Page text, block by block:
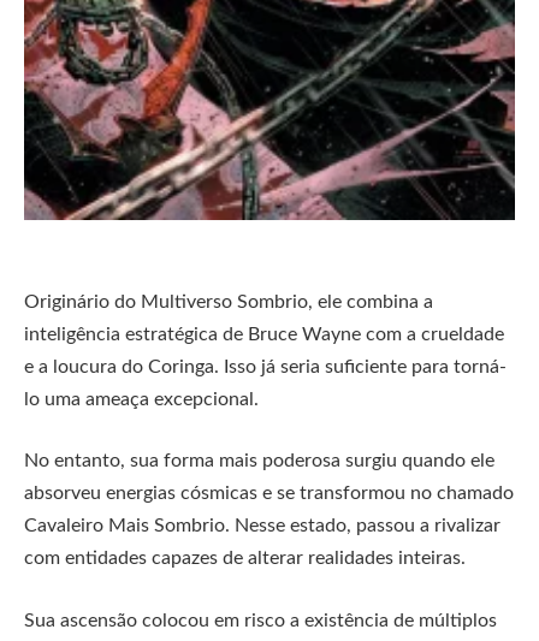
Originário do Multiverso Sombrio, ele combina a
inteligência estratégica de Bruce Wayne com a crueldade
e a loucura do Coringa. Isso já seria suficiente para torná-
lo uma ameaça excepcional.
No entanto, sua forma mais poderosa surgiu quando ele
absorveu energias cósmicas e se transformou no chamado
Cavaleiro Mais Sombrio. Nesse estado, passou a rivalizar
com entidades capazes de alterar realidades inteiras.
Sua ascensão colocou em risco a existência de múltiplos